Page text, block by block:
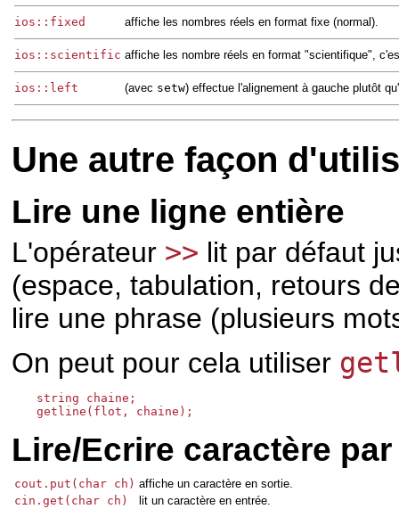
ios::fixed affiche les nombres réels en format fixe (normal).
ios::scientific affiche les nombre réels en format "scientifique",
ios::left (avec setw) effectue l'alignement à gauche plutôt
Une autre façon
Lire une ligne entière
L'opérateur >> lit par défaut
(espace, tabulation, retours
lire une phrase (plusieurs
On peut pour cela utiliser
string chaine;
Lire/Ecrire caractère
cout.put(char ch) affiche un caractère en sortie.
cin.get(char ch)
lit un caractère en entrée.